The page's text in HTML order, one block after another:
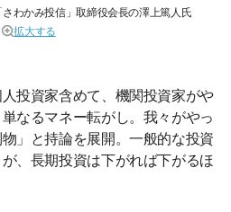
わかみ投信」取締役会長の澤上篤人氏
拡大する
投資家含めて、機関投資家がや
なるマネー転がし。我々がやっ
」と持論を展開。一般的な投資
、長期投資は下がれば下がるほ